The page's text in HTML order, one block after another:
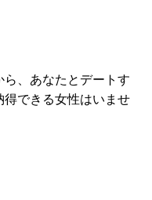
、あなたとデートす
得できる女性はいませ